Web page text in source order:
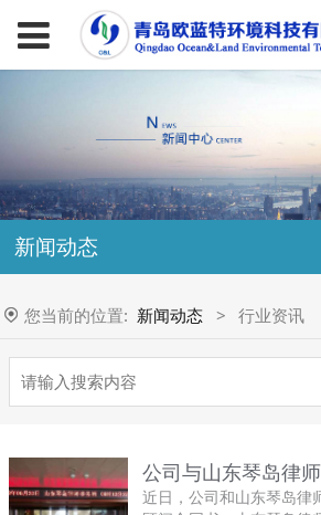
新闻动态
您当前的位置: 新闻动态 > 行业资讯
近日，公司和山东琴岛律